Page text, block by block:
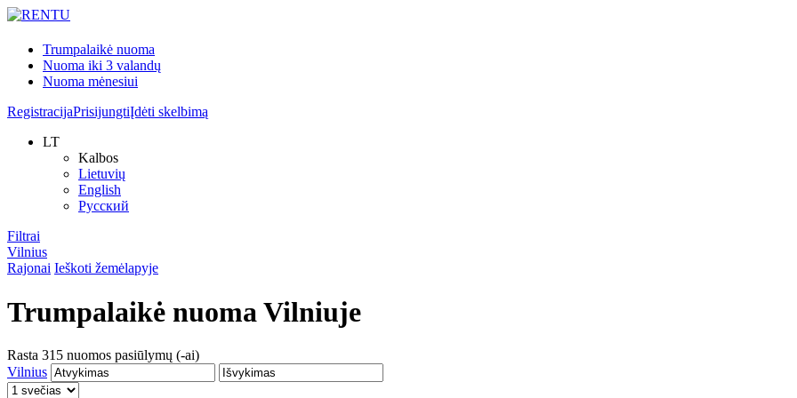
Trumpalaikė nuoma
Nuoma iki 3 valandų
Nuoma mėnesiui
RegistracijaPrisijungtiĮdėti skelbimą
LT
Kalbos
Lietuvių
English
Русский
Filtrai
Vilnius
Rajonai Ieškoti žemėlapyje
Trumpalaikė nuoma Vilniuje
Rasta 315 nuomos pasiūlymų (-ai)
Vilnius